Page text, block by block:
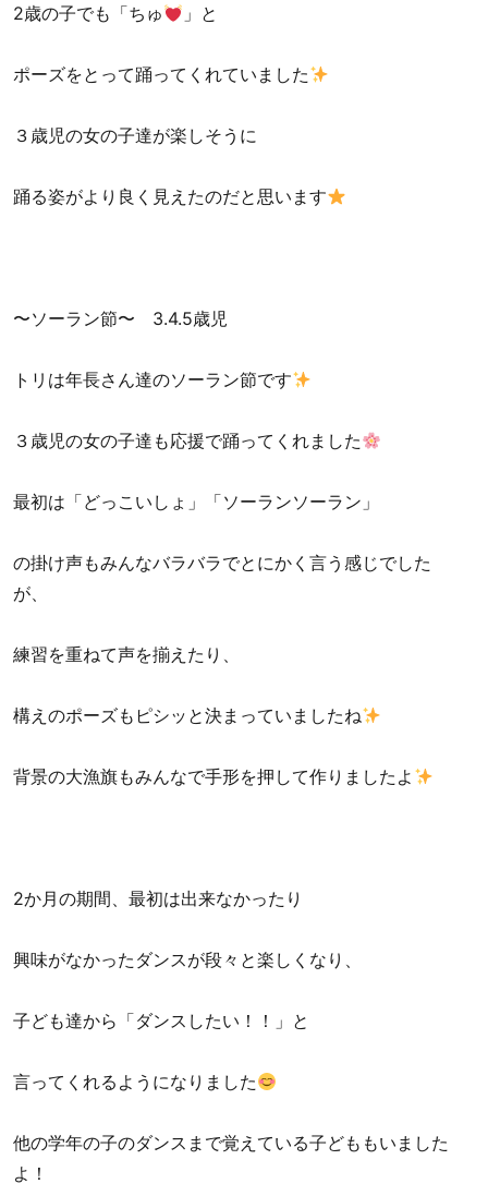
2歳の子でも「ちゅ 」と
ポーズをとって踊ってくれていました
３歳児の女の子達が楽しそうに
踊る姿がより良く見えたのだと思います
〜ソーラン節〜 3.4.5歳児
トリは年長さん達のソーラン節です
３歳児の女の子達も応援で踊ってくれました
最初は「どっこいしょ」「ソーランソーラン」
の掛け声もみんなバラバラでとにかく言う感じでした
が、
練習を重ねて声を揃えたり、
構えのポーズもピシッと決まっていましたね
背景の大漁旗もみんなで手形を押して作りましたよ
2か月の期間、最初は出来なかったり
興味がなかったダンスが段々と楽しくなり、
子ども達から「ダンスしたい！！」と
言ってくれるようになりました
他の学年の子のダンスまで覚えている子どももいました
よ！